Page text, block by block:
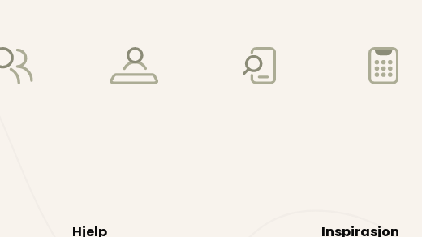
Hjelp Inspirasjon